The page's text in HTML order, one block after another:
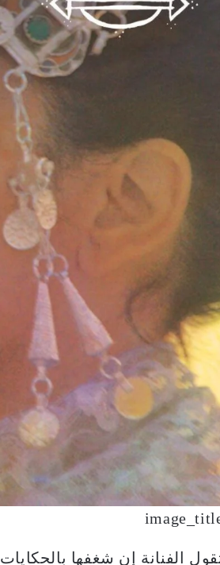
الفنانة إن شغفها